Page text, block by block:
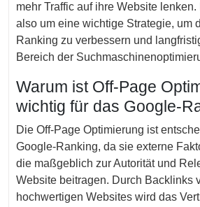
mehr Traffic auf ihre Website
also um eine wichtige Strategie, um
Ranking zu verbessern und
Bereich der
Warum ist Off-Page
wichtig für das Google-
Die Off-Page Optimierung ist
Google-Ranking, da sie externe
die maßgeblich zur Autorität und
Website beitragen. Durch Backlinks
hochwertigen Websites wird das